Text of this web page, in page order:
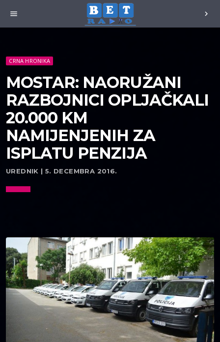
menu chevron_right
CRNA HRONIKA
MOSTAR: NAORUŽANI
RAZBOJNICI OPLJAČKALI
20.000 KM
NAMIJENJENIH ZA
ISPLATU PENZIJA
UREDNIK | 5. DECEMBRA 2016.